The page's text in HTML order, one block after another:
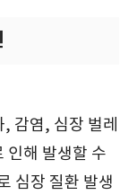
감염, 심장 벌레
인해 발생할 수
심장 질환 발생